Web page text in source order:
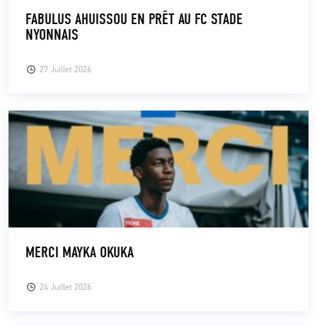
MATCH DES CELEBRITES
27 Juillet 2026
FABULUS AHUISSOU EN PRÊT AU FC STADE
NYONNAIS
24 Juillet 2026
MERCI MAYKA OKUKA